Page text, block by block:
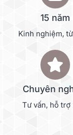
15 năm
Kinh nghiệm,
Chuyên
Tư vấn, hỗ trợ